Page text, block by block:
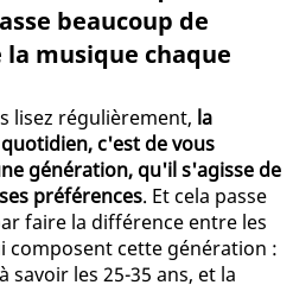
beaucoup de
musique chaque
lisez régulièrement, la
c'est de vous
génération, qu'il s'agisse de
préférences. Et cela passe
faire la différence entre les
composent cette génération :
savoir les 25-35 ans, et la